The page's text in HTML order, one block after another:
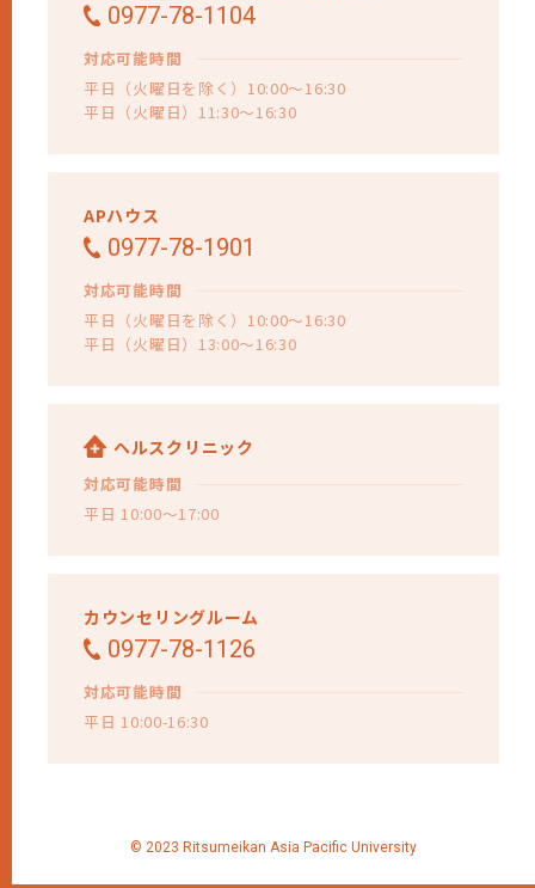
0977-78-1104
対応可能時間
平日（火曜日を除く）10:00～16:30
平日（火曜日）11:30～16:30
APハウス
0977-78-1901
対応可能時間
平日（火曜日を除く）10:00～16:30
平日（火曜日）13:00～16:30
ヘルスクリニック
対応可能時間
平日 10:00～17:00
カウンセリングルーム
0977-78-1126
対応可能時間
平日 10:00-16:30
© 2023 Ritsumeikan Asia Pacific University